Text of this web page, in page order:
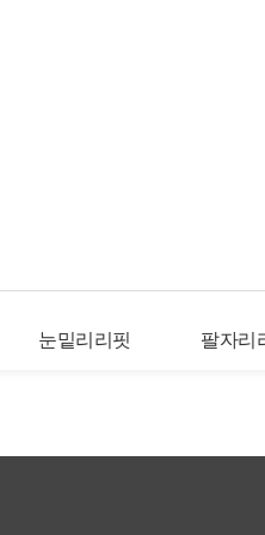
눈밑리리핏 팔자리